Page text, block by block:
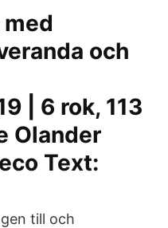
och
| 6 rok, 113
Olander
Text:
till och